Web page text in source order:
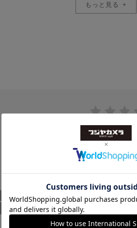
の脱着がスムーズ）
もっと見る
レビュー
（0）